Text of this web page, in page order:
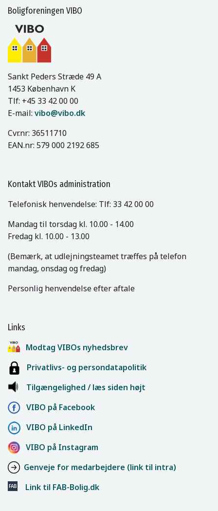
Boligforeningen VIBO
Sankt Peders Stræde 49 A
1453 København K
Tlf: +45 33 42 00 00
E-mail: vibo@vibo.dk
Cvr.nr: 36511710
EAN.nr: 579 000 2192 685
Kontakt VIBOs administration
Telefonisk henvendelse: Tlf: 33 42 00 00
Mandag til torsdag kl. 10.00 - 14.00
Fredag kl. 10.00 - 13.00
(Bemærk, at udlejningsteamet træffes på telefon
mandag, onsdag og fredag)
Personlig henvendelse efter aftale
Links
Modtag VIBOs nyhedsbrev
Privatlivs- og persondatapolitik
Tilgængelighed / læs siden højt
VIBO på Facebook
VIBO på LinkedIn
VIBO på Instagram
Genveje for medarbejdere (link til intra)
Link til FAB-Bolig.dk